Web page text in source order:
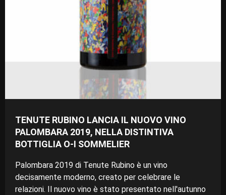
TENUTE RUBINO LANCIA IL NUOVO VINO
PALOMBARA 2019, NELLA DISTINTIVA
BOTTIGLIA O-I SOMMELIER
Palombara 2019 di Tenute Rubino è un vino
decisamente moderno, creato per celebrare le
relazioni. Il nuovo vino è stato presentato nell'autunno